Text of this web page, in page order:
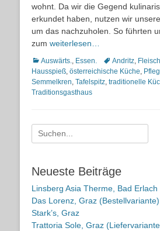
wohnt. Da wir die Gegend
erkundet haben, nutzen wir
um das nachzuholen. So führten
zum weiterlesen…
Kategorien
Auswärts., Essen. Schlagworte
Andritz,
Hausspieß, österreichische Küche,
Semmelkren, Tafelspitz, traditionelle
Traditionsgasthaus
Suche
nach:
Neueste Beiträge
Linsberg Asia Therme, Bad Erlach
Das Lorenz, Graz (Bestellvariante)
Stark’s, Graz
Trattoria Sole, Graz